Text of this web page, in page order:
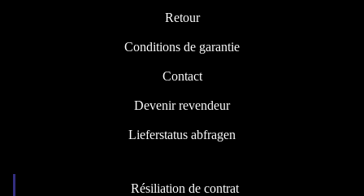
Retour
Conditions de garantie
Contact
Devenir revendeur
Lieferstatus abfragen
Résiliation de contrat